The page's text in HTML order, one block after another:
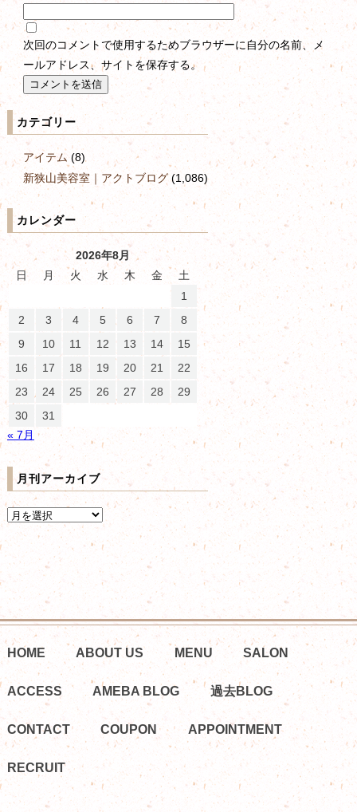
次回のコメントで使用するためブラウザーに自分の名前、メ
ールアドレス、サイトを保存する。
カテゴリー
アイテム(8)
新狭山美容室｜アクトブログ(1,086)
カレンダー
2026年8月
日
月 火 水 木 金
土
1
2
3 4 5 6 7
8
9
10 11 12 13 14
15
16
17 18 19 20 21
22
23
24 25 26 27 28
29
30
31
« 7月
月刊アーカイブ
HOME ABOUT US MENU SALON
ACCESS AMEBA BLOG 過去BLOG
CONTACT COUPON APPOINTMENT
RECRUIT